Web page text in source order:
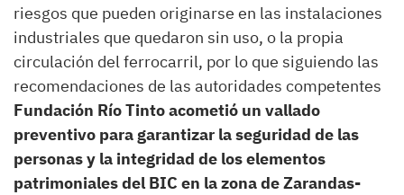
riesgos que pueden originarse en las instalaciones
industriales que quedaron sin uso, o la propia
circulación del ferrocarril, por lo que siguiendo las
recomendaciones de las autoridades competentes
Fundación Río Tinto acometió un vallado
preventivo para garantizar la seguridad de las
personas y la integridad de los elementos
patrimoniales del BIC en la zona de Zarandas-